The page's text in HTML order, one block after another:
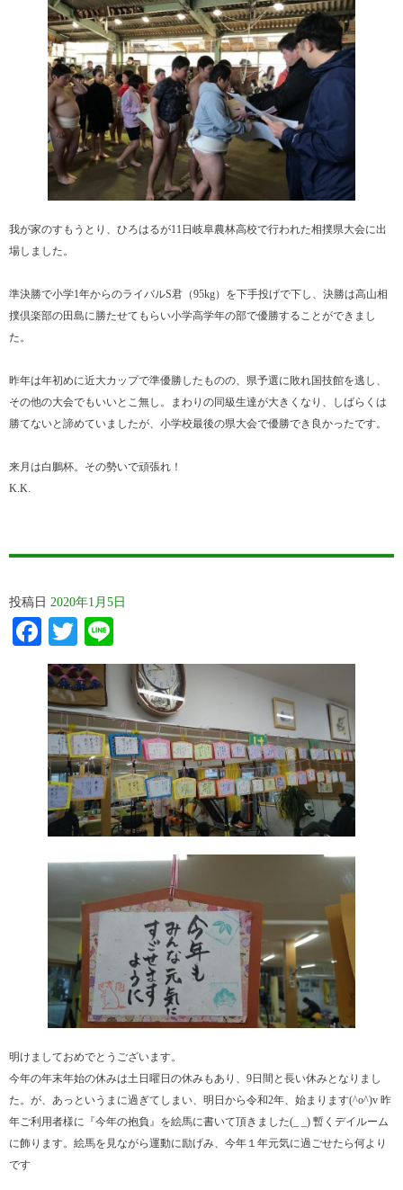
我が家のすもうとり、ひろはるが11日岐阜農林高校で行われた相撲県大会に出
場しました。
準決勝で小学1年からのライバルS君（95kg）を下手投げで下し、決勝は高山相
撲倶楽部の田島に勝たせてもらい小学高学年の部で優勝することができまし
た。
昨年は年初めに近大カップで準優勝したものの、県予選に敗れ国技館を逃し、
その他の大会でもいいとこ無し。まわりの同級生達が大きくなり、しばらくは
勝てないと諦めていましたが、小学校最後の県大会で優勝でき良かったです。
来月は白鵬杯。その勢いで頑張れ！
K.K.
投稿日 2020年1月5日
Facebook
Twitter
明けましておめでとうございます。
今年の年末年始の休みは土日曜日の休みもあり、9日間と長い休みとなりまし
た。が、あっというまに過ぎてしまい、明日から令和2年、始まります(^o^)v 昨
年ご利用者様に『今年の抱負』を絵馬に書いて頂きました(_ _) 暫くデイルーム
に飾ります。絵馬を見ながら運動に励げみ、今年１年元気に過ごせたら何より
です